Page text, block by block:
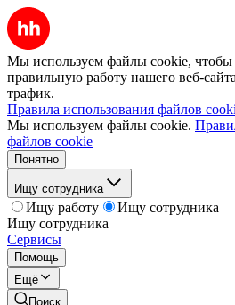
Мы используем файлы cookie, чтобы
правильную работу нашего веб-
трафик.
Правила использования файлов
Мы используем файлы cookie.
файлов cookie
Понятно
Ищу сотрудника
Ищу работу
Ищу сотрудника
Ищу сотрудника
Сервисы
Помощь
Ещё
Поиск